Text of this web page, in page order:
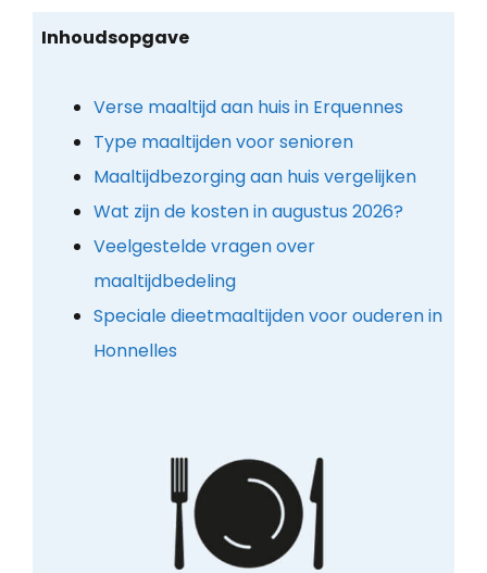
Inhoudsopgave
Verse maaltijd aan huis in Erquennes
Type maaltijden voor senioren
Maaltijdbezorging aan huis vergelijken
Wat zijn de kosten in augustus 2026?
Veelgestelde vragen over
maaltijdbedeling
Speciale dieetmaaltijden voor ouderen in
Honnelles